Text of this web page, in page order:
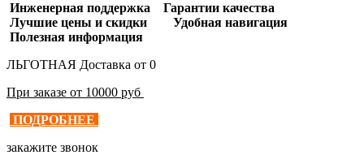
Инженерная поддержка Гарантии качества
Лучшие цены и скидки Удобная навигация
Полезная информация
ЛЬГОТНАЯ Доставка от 0
При заказе от 10000 руб
ПОДРОБНЕЕ
закажите звонок